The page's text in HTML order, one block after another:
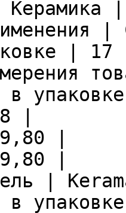
|
|
в
|
|
|
|
в